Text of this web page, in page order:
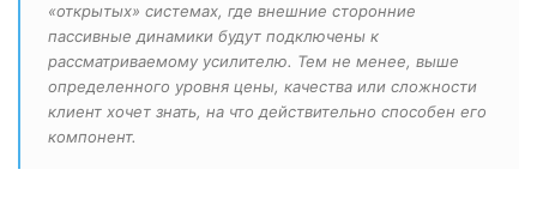
«открытых» системах, где внешние сторонние
пассивные динамики будут подключены к
рассматриваемому усилителю. Тем не менее, выше
определенного уровня цены, качества или сложности
клиент хочет знать, на что действительно способен его
компонент.